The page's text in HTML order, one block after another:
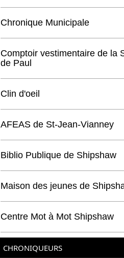
Chronique Municipale
Comptoir vestimentaire de la
de Paul
Clin d'oeil
AFEAS de St-Jean-Vianney
Biblio Publique de Shipshaw
Maison des jeunes de
Centre Mot à Mot Shipshaw
CHRONIQUEURS